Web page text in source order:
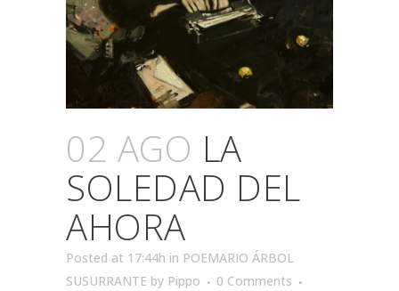
02 AGO LA
SOLEDAD DEL
AHORA
Posted at 17:44h in POEMARIO ÁRBOL
SUSURRANTE by Pippo
0 Comments